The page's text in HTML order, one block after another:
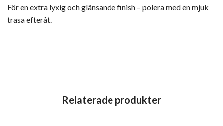
För en extra lyxig och glänsande finish – polera med en mjuk
trasa efteråt.